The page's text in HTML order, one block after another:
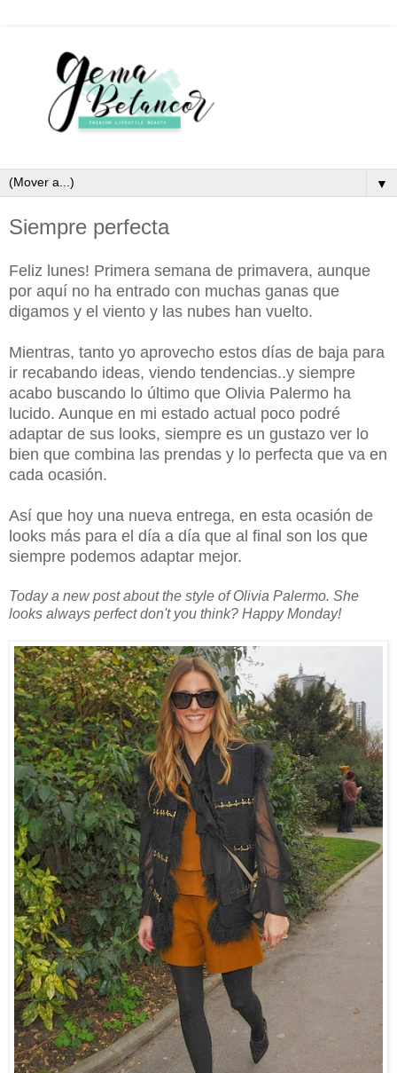
▼
Siempre perfecta
Feliz lunes! Primera semana de primavera, aunque
por aquí no ha entrado con muchas ganas que
digamos y el viento y las nubes han vuelto.
Mientras, tanto yo aprovecho estos días de baja para
ir recabando ideas, viendo tendencias..y siempre
acabo buscando lo último que Olivia Palermo ha
lucido. Aunque en mi estado actual poco podré
adaptar de sus looks, siempre es un gustazo ver lo
bien que combina las prendas y lo perfecta que va en
cada ocasión.
Así que hoy una nueva entrega, en esta ocasión de
looks más para el día a día que al final son los que
siempre podemos adaptar mejor.
Today a new post about the style of Olivia Palermo. She
looks always perfect don't you think? Happy Monday!